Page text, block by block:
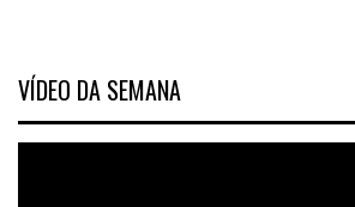
VÍDEO DA SEMANA